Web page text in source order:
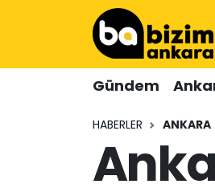
Gündem
HABERLER ANKARA
Hava Durumu
Süper Lig Puan